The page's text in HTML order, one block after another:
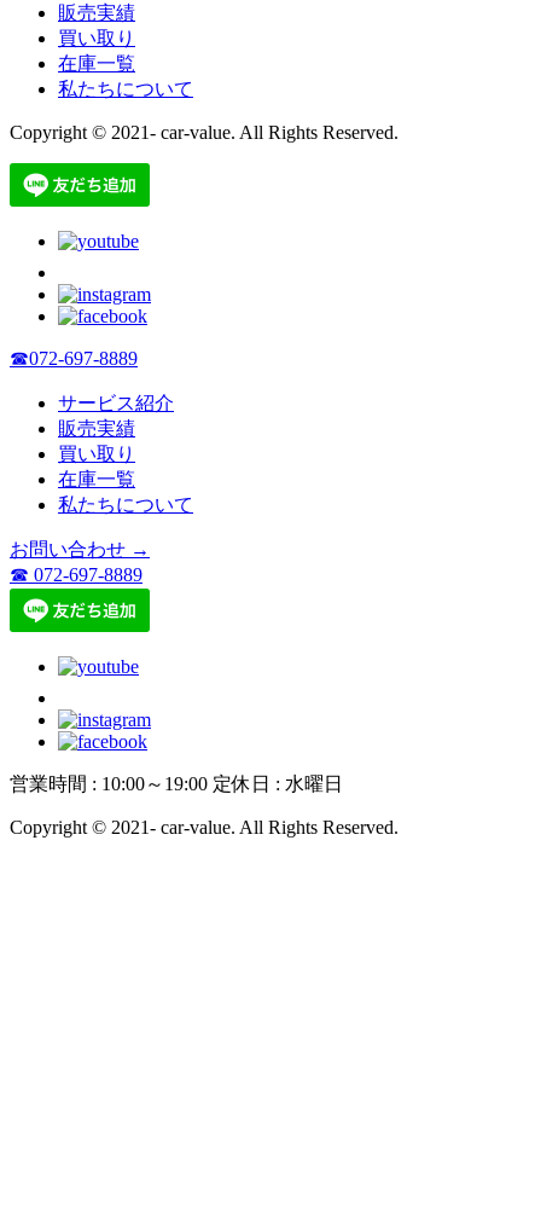
販売実績
買い取り
在庫一覧
私たちについて
Copyright © 2021- car-value. All Rights Reserved.
☎072-697-8889
サービス紹介
販売実績
買い取り
在庫一覧
私たちについて
お問い合わせ →
☎ 072-697-8889
営業時間 : 10:00～19:00 定休日 : 水曜日
Copyright © 2021- car-value. All Rights Reserved.